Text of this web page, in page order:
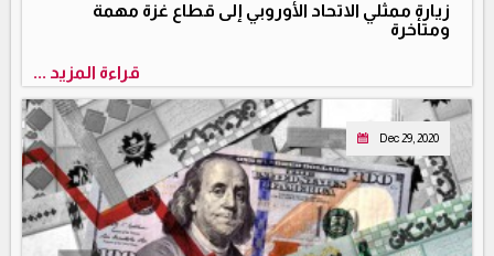
زيارة ممثلي الاتحاد الأوروبي إلى قطاع غزة مهمة
ومتأخرة
قراءة المزيد ...
Dec 29, 2020